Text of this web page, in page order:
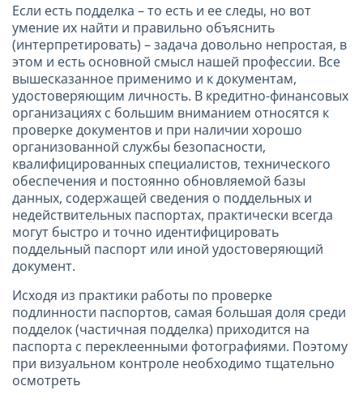
Если есть подделка – то есть и ее следы, но вот
умение их найти и правильно объяснить
(интерпретировать) – задача довольно непростая, в
этом и есть основной смысл нашей профессии. Все
вышесказанное применимо и к документам,
удостоверяющим личность. В кредитно-финансовых
организациях с большим вниманием относятся к
проверке документов и при наличии хорошо
организованной службы безопасности,
квалифицированных специалистов, технического
обеспечения и постоянно обновляемой базы
данных, содержащей сведения о поддельных и
недействительных паспортах, практически всегда
могут быстро и точно идентифицировать
поддельный паспорт или иной удостоверяющий
документ.
Исходя из практики работы по проверке
подлинности паспортов, самая большая доля среди
подделок (частичная подделка) приходится на
паспорта с переклеенными фотографиями. Поэтому
при визуальном контроле необходимо тщательно
осмотреть